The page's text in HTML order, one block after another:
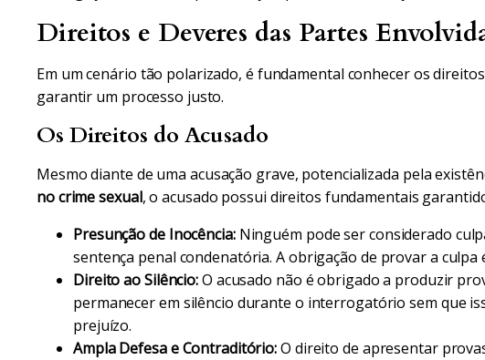
Direitos e Deveres das Partes
Em um cenário tão polarizado, é fundamental conhecer os
garantir um processo justo.
Os Direitos do Acusado
Mesmo diante de uma acusação grave, potencializada pela
no crime sexual, o acusado possui direitos fundamentais
Presunção de Inocência:Ninguém pode ser considerado
sentença penal condenatória. A obrigação de provar a culpa
Direito ao Silêncio:O acusado não é obrigado a produzir
permanecer em silêncio durante o interrogatório sem que
prejuízo.
Ampla Defesa e Contraditório:O direito de apresentar